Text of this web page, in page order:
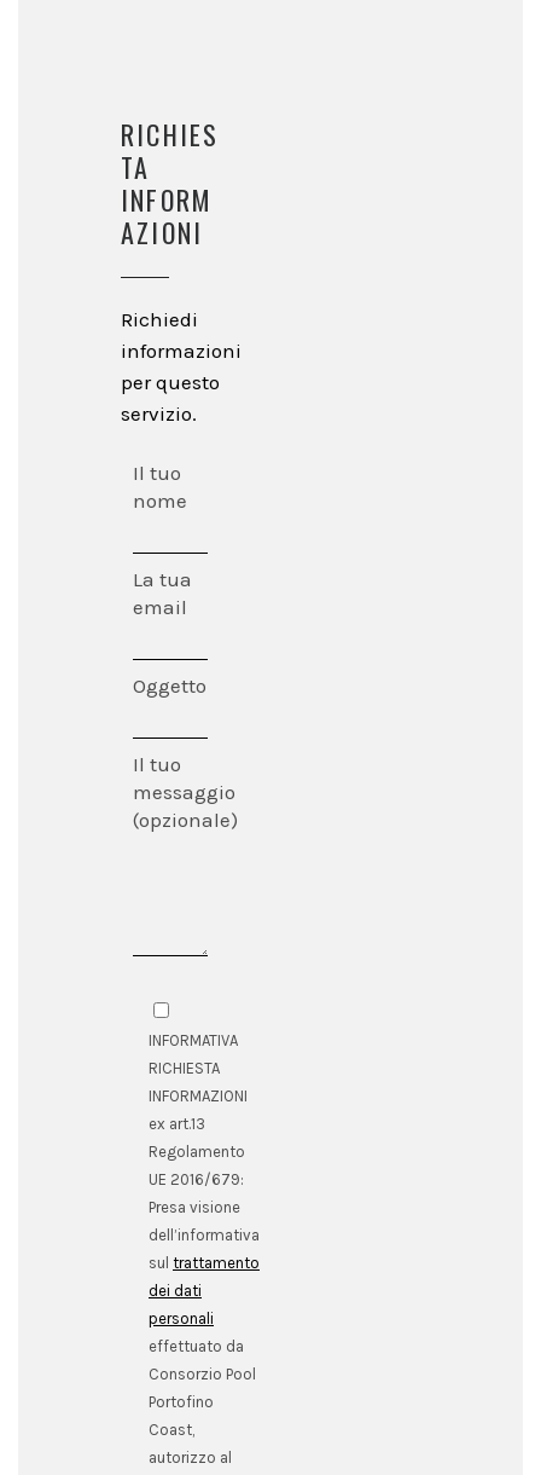
RICHIES
TA
INFORM
AZIONI
Richiedi
informazioni
per questo
servizio.
Il tuo
nome
La tua
email
Oggetto
Il tuo
messaggio
(opzionale)
INFORMATIVA
RICHIESTA
INFORMAZIONI
ex art.13
Regolamento
UE 2016/679:
Presa visione
dell’informativa
sul trattamento
dei dati
personali
effettuato da
Consorzio Pool
Portofino
Coast,
autorizzo al